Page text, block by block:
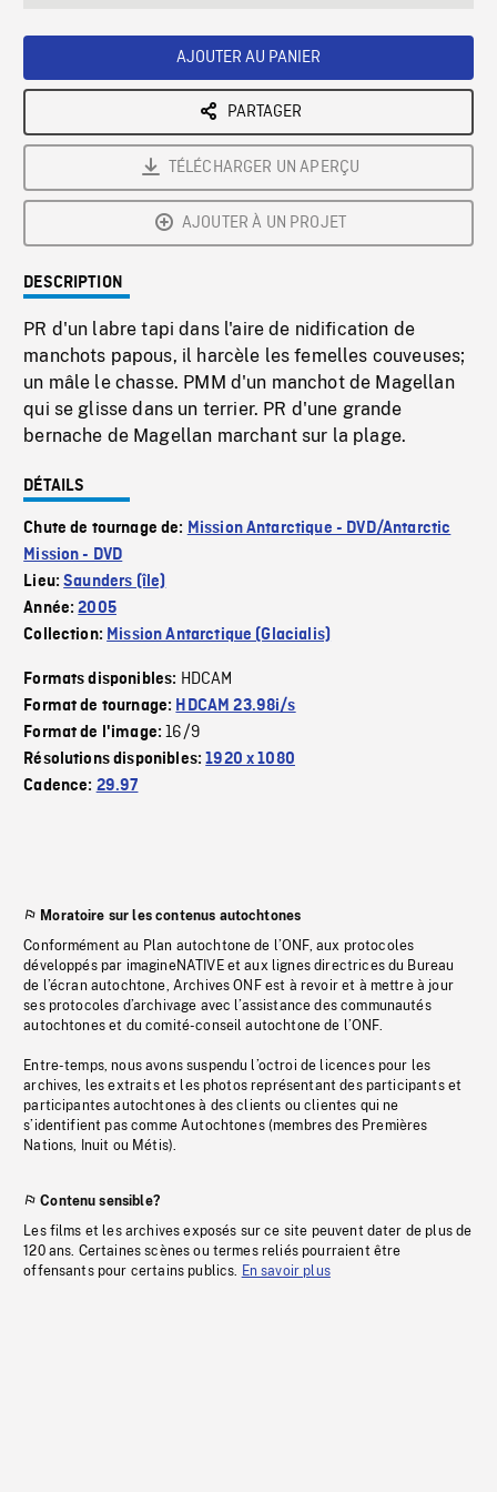
AJOUTER AU PANIER
PARTAGER
TÉLÉCHARGER UN APERÇU
AJOUTER À UN PROJET
DESCRIPTION
PR d'un labre tapi dans l'aire de nidification de
manchots papous, il harcèle les femelles couveuses;
un mâle le chasse. PMM d'un manchot de Magellan
qui se glisse dans un terrier. PR d'une grande
bernache de Magellan marchant sur la plage.
DÉTAILS
Chute de tournage de: Mission Antarctique - DVD/Antarctic
Mission - DVD
Lieu:Saunders (île)
Année:2005
Collection: Mission Antarctique (Glacialis)
Formats disponibles: HDCAM
Format de tournage: HDCAM 23.98i/s
Format de l'image:16/9
Résolutions disponibles:1920 x 1080
Cadence: 29.97
Moratoire sur les contenus autochtones
Conformément au Plan autochtone de l’ONF, aux protocoles
développés par imagineNATIVE et aux lignes directrices du Bureau
de l’écran autochtone, Archives ONF est à revoir et à mettre à jour
ses protocoles d’archivage avec l’assistance des communautés
autochtones et du comité-conseil autochtone de l’ONF.
Entre-temps, nous avons suspendu l’octroi de licences pour les
archives, les extraits et les photos représentant des participants et
participantes autochtones à des clients ou clientes qui ne
s’identifient pas comme Autochtones (membres des Premières
Nations, Inuit ou Métis).
Contenu sensible?
Les films et les archives exposés sur ce site peuvent dater de plus de
120 ans. Certaines scènes ou termes reliés pourraient être
offensants pour certains publics. En savoir plus